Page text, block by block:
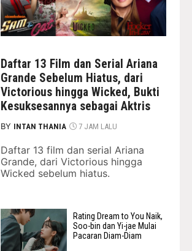
Daftar 13 Film dan Serial Ariana
Grande Sebelum Hiatus, dari
Victorious hingga Wicked, Bukti
Kesuksesannya sebagai Aktris
BY INTAN THANIA 7 JAM LALU
Daftar 13 film dan serial Ariana
Grande, dari Victorious hingga
Wicked sebelum hiatus.
Rating Dream to You Naik,
Soo-bin dan Yi-jae Mulai
Pacaran Diam-Diam